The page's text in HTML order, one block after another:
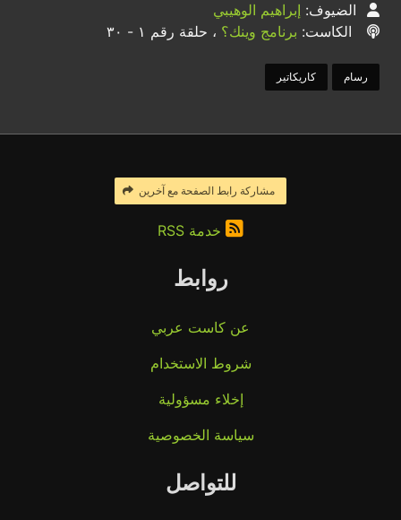
الضيوف: إبراهيم الوهيبي
الكاست: برنامج وينك؟ ، حلقة رقم ١ - ٣٠
رسام كاريكاتير
مشاركة رابط الصفحة مع آخرين
خدمة RSS
روابط
عن كاست عربي
شروط الاستخدام
إخلاء مسؤولية
سياسة الخصوصية
للتواصل